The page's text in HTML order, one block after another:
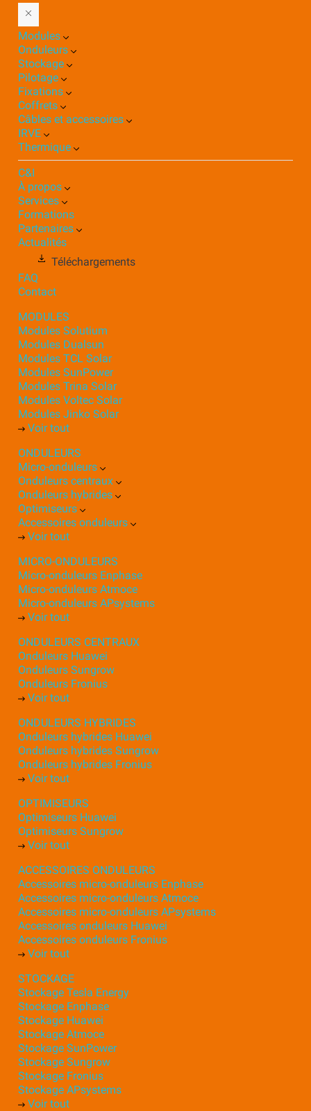
Modules
Onduleurs
Stockage
Pilotage
Fixations
Coffrets
Câbles et accessoires
IRVE
Thermique
C&I
À propos
Services
Formations
Partenaires
Actualités
Téléchargements
FAQ
Contact
MODULES
Modules Solutium
Modules Dualsun
Modules TCL Solar
Modules SunPower
Modules Trina Solar
Modules Voltec Solar
Modules Jinko Solar
Voir tout
ONDULEURS
Micro-onduleurs
Onduleurs centraux
Onduleurs hybrides
Optimiseurs
Accessoires onduleurs
Voir tout
MICRO-ONDULEURS
Micro-onduleurs Enphase
Micro-onduleurs Atmoce
Micro-onduleurs APsystems
Voir tout
ONDULEURS CENTRAUX
Onduleurs Huawei
Onduleurs Sungrow
Onduleurs Fronius
Voir tout
ONDULEURS HYBRIDES
Onduleurs hybrides Huawei
Onduleurs hybrides Sungrow
Onduleurs hybrides Fronius
Voir tout
OPTIMISEURS
Optimiseurs Huawei
Optimiseurs Sungrow
Voir tout
ACCESSOIRES ONDULEURS
Accessoires micro-onduleurs Enphase
Accessoires micro-onduleurs Atmoce
Accessoires micro-onduleurs APsystems
Accessoires onduleurs Huawei
Accessoires onduleurs Fronius
Voir tout
STOCKAGE
Stockage Tesla Energy
Stockage Enphase
Stockage Huawei
Stockage Atmoce
Stockage SunPower
Stockage Sungrow
Stockage Fronius
Stockage APsystems
Voir tout